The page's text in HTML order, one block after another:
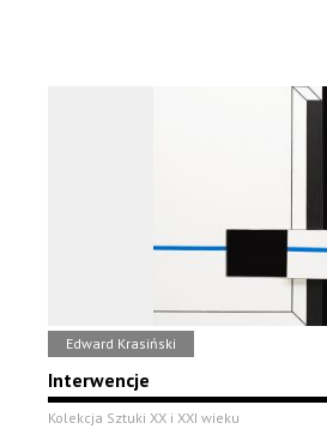
Edward Krasiński
Interwencje
Kolekcja Sztuki XX i XXI wieku